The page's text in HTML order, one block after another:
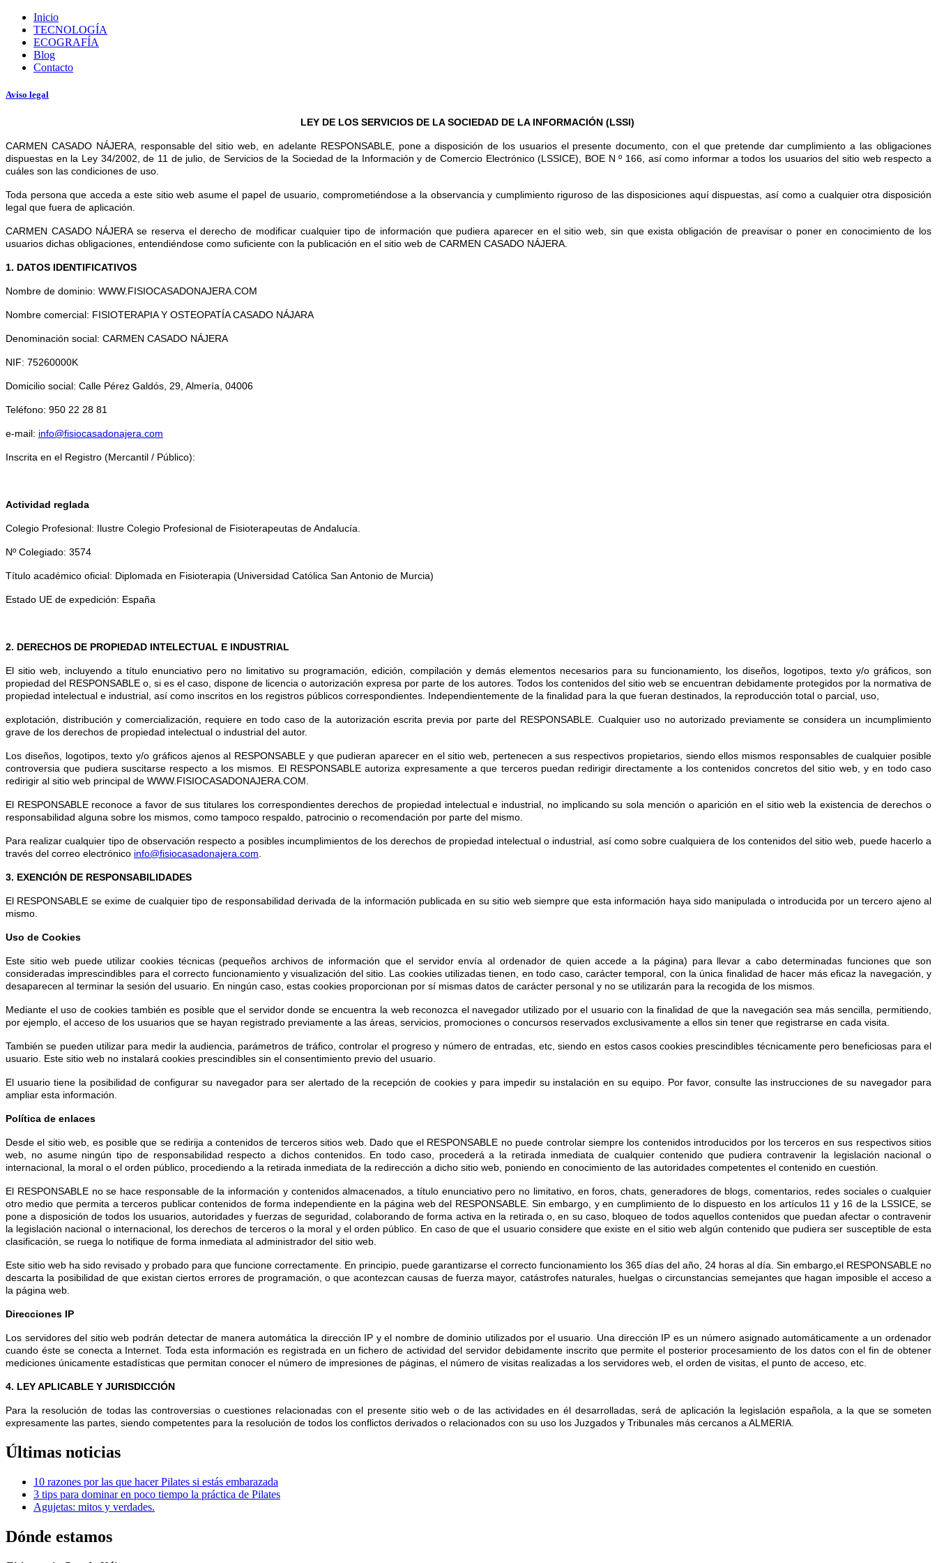
Inicio
TECNOLOGÍA
ECOGRAFÍA
Blog
Contacto
Aviso legal
LEY DE LOS SERVICIOS DE LA SOCIEDAD DE LA INFORMACIÓN (LSSI)
CARMEN CASADO NÁJERA, responsable del sitio web, en adelante RESPONSABLE, pone a disposición de los usuarios el presente documento, con el que pretende dar cumplimiento a las obligaciones
dispuestas en la Ley 34/2002, de 11 de julio, de Servicios de la Sociedad de la Información y de Comercio Electrónico (LSSICE), BOE N º 166, así como informar a todos los usuarios del sitio web respecto a
cuáles son las condiciones de uso.
Toda persona que acceda a este sitio web asume el papel de usuario, comprometiéndose a la observancia y cumplimiento riguroso de las disposiciones aquí dispuestas, así como a cualquier otra disposición
legal que fuera de aplicación.
CARMEN CASADO NÁJERA se reserva el derecho de modificar cualquier tipo de información que pudiera aparecer en el sitio web, sin que exista obligación de preavisar o poner en conocimiento de los
usuarios dichas obligaciones, entendiéndose como suficiente con la publicación en el sitio web de CARMEN CASADO NÁJERA.
1. DATOS IDENTIFICATIVOS
Nombre de dominio: WWW.FISIOCASADONAJERA.COM
Nombre comercial: FISIOTERAPIA Y OSTEOPATÍA CASADO NÁJARA
Denominación social: CARMEN CASADO NÁJERA
NIF: 75260000K
Domicilio social: Calle Pérez Galdós, 29, Almería, 04006
Teléfono: 950 22 28 81
e-mail: info@fisiocasadonajera.com
Inscrita en el Registro (Mercantil / Público):
Actividad reglada
Colegio Profesional: Ilustre Colegio Profesional de Fisioterapeutas de Andalucía.
Nº Colegiado: 3574
Título académico oficial: Diplomada en Fisioterapia (Universidad Católica San Antonio de Murcia)
Estado UE de expedición: España
2. DERECHOS DE PROPIEDAD INTELECTUAL E INDUSTRIAL
El sitio web, incluyendo a título enunciativo pero no limitativo su programación, edición, compilación y demás elementos necesarios para su funcionamiento, los diseños, logotipos, texto y/o gráficos, son
propiedad del RESPONSABLE o, si es el caso, dispone de licencia o autorización expresa por parte de los autores. Todos los contenidos del sitio web se encuentran debidamente protegidos por la normativa de
propiedad intelectual e industrial, así como inscritos en los registros públicos correspondientes. Independientemente de la finalidad para la que fueran destinados, la reproducción total o parcial, uso,
explotación, distribución y comercialización, requiere en todo caso de la autorización escrita previa por parte del RESPONSABLE. Cualquier uso no autorizado previamente se considera un incumplimiento
grave de los derechos de propiedad intelectual o industrial del autor.
Los diseños, logotipos, texto y/o gráficos ajenos al RESPONSABLE y que pudieran aparecer en el sitio web, pertenecen a sus respectivos propietarios, siendo ellos mismos responsables de cualquier posible
controversia que pudiera suscitarse respecto a los mismos. El RESPONSABLE autoriza expresamente a que terceros puedan redirigir directamente a los contenidos concretos del sitio web, y en todo caso
redirigir al sitio web principal de WWW.FISIOCASADONAJERA.COM.
El RESPONSABLE reconoce a favor de sus titulares los correspondientes derechos de propiedad intelectual e industrial, no implicando su sola mención o aparición en el sitio web la existencia de derechos o
responsabilidad alguna sobre los mismos, como tampoco respaldo, patrocinio o recomendación por parte del mismo.
Para realizar cualquier tipo de observación respecto a posibles incumplimientos de los derechos de propiedad intelectual o industrial, así como sobre cualquiera de los contenidos del sitio web, puede hacerlo a
través del correo electrónico info@fisiocasadonajera.com.
3. EXENCIÓN DE RESPONSABILIDADES
El RESPONSABLE se exime de cualquier tipo de responsabilidad derivada de la información publicada en su sitio web siempre que esta información haya sido manipulada o introducida por un tercero ajeno al
mismo.
Uso de Cookies
Este sitio web puede utilizar cookies técnicas (pequeños archivos de información que el servidor envía al ordenador de quien accede a la página) para llevar a cabo determinadas funciones que son
consideradas imprescindibles para el correcto funcionamiento y visualización del sitio. Las cookies utilizadas tienen, en todo caso, carácter temporal, con la única finalidad de hacer más eficaz la navegación, y
desaparecen al terminar la sesión del usuario. En ningún caso, estas cookies proporcionan por sí mismas datos de carácter personal y no se utilizarán para la recogida de los mismos.
Mediante el uso de cookies también es posible que el servidor donde se encuentra la web reconozca el navegador utilizado por el usuario con la finalidad de que la navegación sea más sencilla, permitiendo,
por ejemplo, el acceso de los usuarios que se hayan registrado previamente a las áreas, servicios, promociones o concursos reservados exclusivamente a ellos sin tener que registrarse en cada visita.
También se pueden utilizar para medir la audiencia, parámetros de tráfico, controlar el progreso y número de entradas, etc, siendo en estos casos cookies prescindibles técnicamente pero beneficiosas para el
usuario. Este sitio web no instalará cookies prescindibles sin el consentimiento previo del usuario.
El usuario tiene la posibilidad de configurar su navegador para ser alertado de la recepción de cookies y para impedir su instalación en su equipo. Por favor, consulte las instrucciones de su navegador para
ampliar esta información.
Política de enlaces
Desde el sitio web, es posible que se redirija a contenidos de terceros sitios web. Dado que el RESPONSABLE no puede controlar siempre los contenidos introducidos por los terceros en sus respectivos sitios
web, no asume ningún tipo de responsabilidad respecto a dichos contenidos. En todo caso, procederá a la retirada inmediata de cualquier contenido que pudiera contravenir la legislación nacional o
internacional, la moral o el orden público, procediendo a la retirada inmediata de la redirección a dicho sitio web, poniendo en conocimiento de las autoridades competentes el contenido en cuestión.
El RESPONSABLE no se hace responsable de la información y contenidos almacenados, a título enunciativo pero no limitativo, en foros, chats, generadores de blogs, comentarios, redes sociales o cualquier
otro medio que permita a terceros publicar contenidos de forma independiente en la página web del RESPONSABLE. Sin embargo, y en cumplimiento de lo dispuesto en los artículos 11 y 16 de la LSSICE, se
pone a disposición de todos los usuarios, autoridades y fuerzas de seguridad, colaborando de forma activa en la retirada o, en su caso, bloqueo de todos aquellos contenidos que puedan afectar o contravenir
la legislación nacional o internacional, los derechos de terceros o la moral y el orden público. En caso de que el usuario considere que existe en el sitio web algún contenido que pudiera ser susceptible de esta
clasificación, se ruega lo notifique de forma inmediata al administrador del sitio web.
Este sitio web ha sido revisado y probado para que funcione correctamente. En principio, puede garantizarse el correcto funcionamiento los 365 días del año, 24 horas al día. Sin embargo,el RESPONSABLE no
descarta la posibilidad de que existan ciertos errores de programación, o que acontezcan causas de fuerza mayor, catástrofes naturales, huelgas o circunstancias semejantes que hagan imposible el acceso a
la página web.
Direcciones IP
Los servidores del sitio web podrán detectar de manera automática la dirección IP y el nombre de dominio utilizados por el usuario. Una dirección IP es un número asignado automáticamente a un ordenador
cuando éste se conecta a Internet. Toda esta información es registrada en un fichero de actividad del servidor debidamente inscrito que permite el posterior procesamiento de los datos con el fin de obtener
mediciones únicamente estadísticas que permitan conocer el número de impresiones de páginas, el número de visitas realizadas a los servidores web, el orden de visitas, el punto de acceso, etc.
4. LEY APLICABLE Y JURISDICCIÓN
Para la resolución de todas las controversias o cuestiones relacionadas con el presente sitio web o de las actividades en él desarrolladas, será de aplicación la legislación española, a la que se someten
expresamente las partes, siendo competentes para la resolución de todos los conflictos derivados o relacionados con su uso los Juzgados y Tribunales más cercanos a ALMERIA.
Últimas noticias
10 razones por las que hacer Pilates si estás embarazada
3 tips para dominar en poco tiempo la práctica de Pilates
Agujetas: mitos y verdades.
Dónde estamos